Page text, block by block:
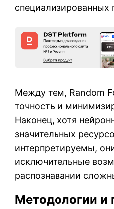
специализированных
Между тем, Random
точность и
Наконец, хотя
значительных
интерпретируемы,
исключительные
распознавании
Методологии и